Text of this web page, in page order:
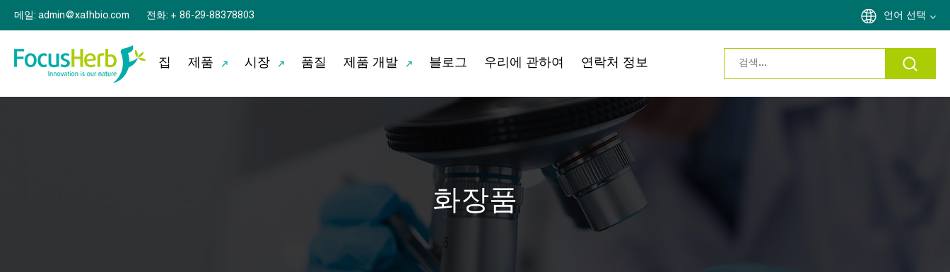
메일: admin@xafhbio.com 전화: + 86-29-88378803 언어 선택
집 제품 시장 품질 제품 개발 블로그 우리에 관하여 연락처 정보
화장품